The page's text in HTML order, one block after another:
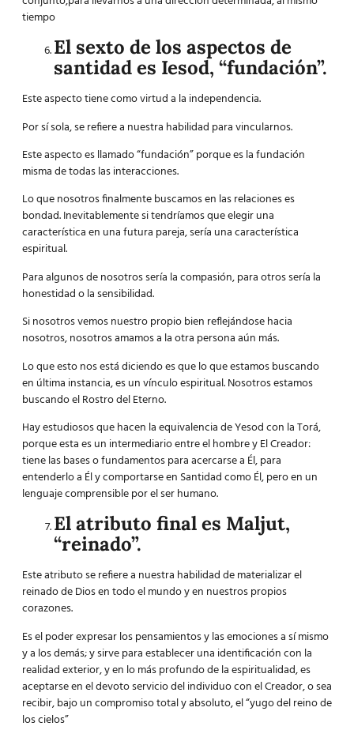
tiempo
El sexto de los aspectos de
santidad es Iesod, “fundación”.
Este aspecto tiene como virtud a la independencia.
Por sí sola, se refiere a nuestra habilidad para vincularnos.
Este aspecto es llamado “fundación” porque es la fundación
misma de todas las interacciones.
Lo que nosotros finalmente buscamos en las relaciones es
bondad. Inevitablemente si tendríamos que elegir una
característica en una futura pareja, sería una característica
espiritual.
Para algunos de nosotros sería la compasión, para otros sería la
honestidad o la sensibilidad.
Si nosotros vemos nuestro propio bien reflejándose hacia
nosotros, nosotros amamos a la otra persona aún más.
Lo que esto nos está diciendo es que lo que estamos buscando
en última instancia, es un vínculo espiritual. Nosotros estamos
buscando el Rostro del Eterno.
Hay estudiosos que hacen la equivalencia de Yesod con la Torá,
porque esta es un intermediario entre el hombre y El Creador:
tiene las bases o fundamentos para acercarse a Él, para
entenderlo a Él y comportarse en Santidad como Él, pero en un
lenguaje comprensible por el ser humano.
El atributo final es Maljut,
“reinado”.
Este atributo se refiere a nuestra habilidad de materializar el
reinado de Dios en todo el mundo y en nuestros propios
corazones.
Es el poder expresar los pensamientos y las emociones a sí mismo
y a los demás; y sirve para establecer una identificación con la
realidad exterior, y en lo más profundo de la espiritualidad, es
aceptarse en el devoto servicio del individuo con el Creador, o sea
recibir, bajo un compromiso total y absoluto, el “yugo del reino de
los cielos”